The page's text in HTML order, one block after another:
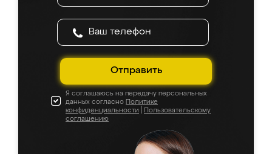
Отправить
Я соглашаюсь на передачу персональных
данных согласно Политике
конфиденциальности
Пользовательскому
соглашению